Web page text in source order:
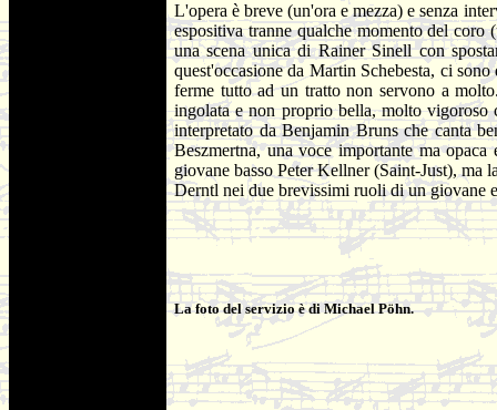
L'opera è breve (un'ora e mezza) e senza
espositiva tranne qualche momento del
una scena unica di Rainer Sinell con
quest'occasione da Martin Schebesta, ci
ferme tutto ad un tratto non servono a
ingolata e non proprio bella, molto vigoroso
interpretato da Benjamin Bruns che canta
Beszmertna, una voce importante ma
giovane basso Peter Kellner (Saint-Just),
Derntl nei due brevissimi ruoli di un giovane
La foto del servizio è di Michael Pöhn.